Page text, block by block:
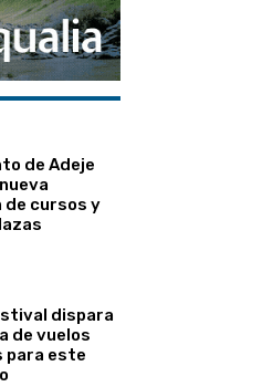
de Adeje
de cursos y
dispara
de vuelos
para este